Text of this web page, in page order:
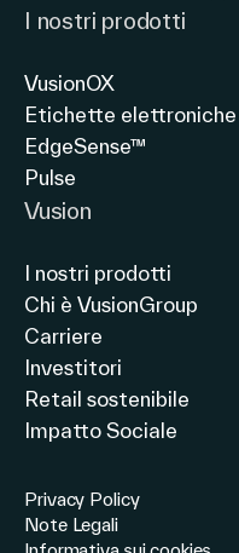
I nostri prodotti
VusionOX
Etichette elettroniche
EdgeSense™
Pulse
Vusion
I nostri prodotti
Chi è VusionGroup
Carriere
Investitori
Retail sostenibile
Impatto Sociale
Privacy Policy
Note Legali